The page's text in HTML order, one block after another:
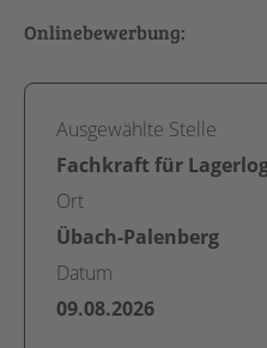
Onlinebewerbung:
Ausgewählte Stelle
Fachkraft für
Ort
Übach-Palenberg
Datum
09.08.2026